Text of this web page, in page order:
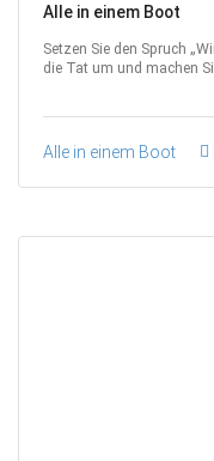
Alle in einem Boot
Setzen Sie den Spruch
die Tat um und machen
Alle in einem Boot